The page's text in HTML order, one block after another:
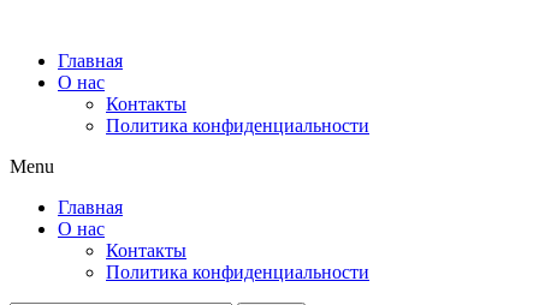
Главная
О нас
Контакты
Политика конфиденциальности
Menu
Главная
О нас
Контакты
Политика конфиденциальности